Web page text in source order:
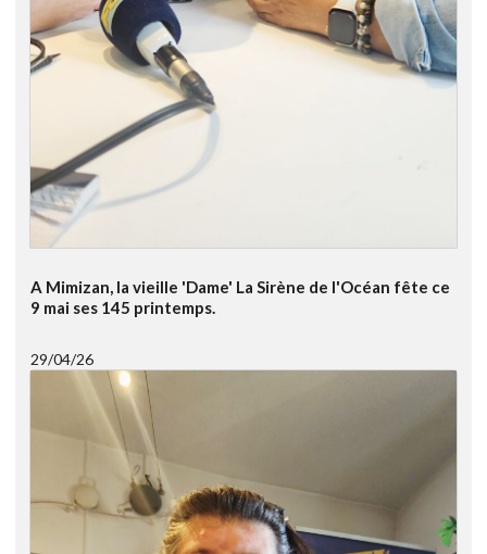
A Mimizan, la vieille 'Dame' La Sirène de l'Océan fête ce
9 mai ses 145 printemps.
29/04/26